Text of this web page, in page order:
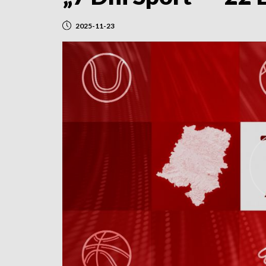
2025-11-23